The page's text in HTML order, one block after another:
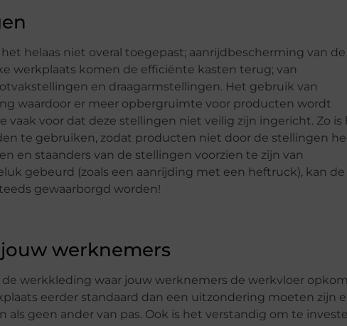
helaas niet overal toegepast; aanrijdbescherming van de
werkplaats komen de efficiënte kasten terug; van
en draagarmstellingen. Het gebruik van
waardoor er meer opbergruimte voor producten wordt
vaak voor dat deze stellingen niet veilig zijn ingericht. Zo is
te gebruiken, zodat producten niet door de stellingen
en staanders van de stellingen voorzien te zijn van
gebeurd (zoals een aanrijding met een heftruck), kan de
gewaarborgd worden!
werknemers
werkkleding waar jouw werknemers de werkvloer
eerder standaard dan een uitzondering moeten zijn
geen ander van pas. Ook is het verstandig om te